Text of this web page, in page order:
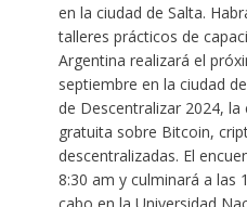
en la ciudad de Salta.
talleres prácticos de
Argentina realizará el
septiembre en la ciudad
de Descentralizar 2024,
gratuita sobre Bitcoin,
descentralizadas. El
8:30 am y culminará a las